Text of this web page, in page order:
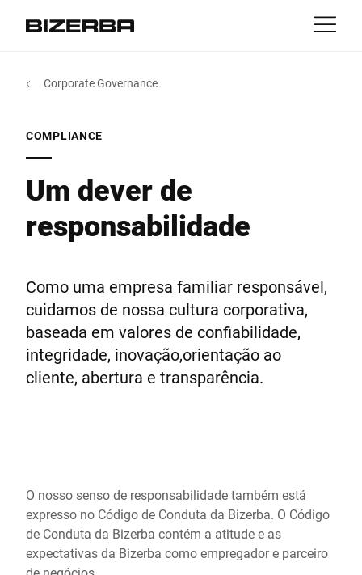
Experiência
Serviço
Companhia
MyBizerba
América
África
Site global
Corporate Governance
COMPLIANCE
Um dever de
responsabilidade
Como uma empresa familiar responsável,
cuidamos de nossa cultura corporativa,
baseada em valores de confiabilidade,
integridade, inovação,orientação ao
cliente, abertura e transparência.
O nosso senso de responsabilidade também está
expresso no Código de Conduta da Bizerba. O Código
de Conduta da Bizerba contém a atitude e as
expectativas da Bizerba como empregador e parceiro